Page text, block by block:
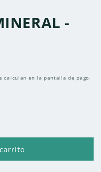
-
calculan en la pantalla de pago.